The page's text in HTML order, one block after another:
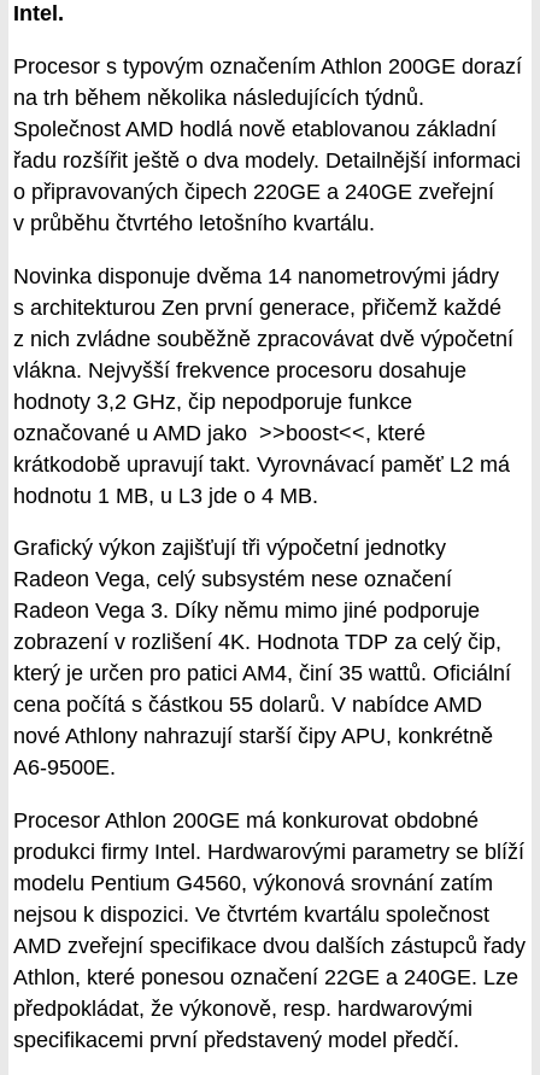
Intel.
Procesor s typovým označením Athlon 200GE dorazí
na trh během několika následujících týdnů.
Společnost AMD hodlá nově etablovanou základní
řadu rozšířit ještě o dva modely. Detailnější informaci
o připravovaných čipech 220GE a 240GE zveřejní
v průběhu čtvrtého letošního kvartálu.
Novinka disponuje dvěma 14 nanometrovými jádry
s architekturou Zen první generace, přičemž každé
z nich zvládne souběžně zpracovávat dvě výpočetní
vlákna. Nejvyšší frekvence procesoru dosahuje
hodnoty 3,2 GHz, čip nepodporuje funkce
označované u AMD jako >>boost<<, které
krátkodobě upravují takt. Vyrovnávací paměť L2 má
hodnotu 1 MB, u L3 jde o 4 MB.
Grafický výkon zajišťují tři výpočetní jednotky
Radeon Vega, celý subsystém nese označení
Radeon Vega 3. Díky němu mimo jiné podporuje
zobrazení v rozlišení 4K. Hodnota TDP za celý čip,
který je určen pro patici AM4, činí 35 wattů. Oficiální
cena počítá s částkou 55 dolarů. V nabídce AMD
nové Athlony nahrazují starší čipy APU, konkrétně
A6-9500E.
Procesor Athlon 200GE má konkurovat obdobné
produkci firmy Intel. Hardwarovými parametry se blíží
modelu Pentium G4560, výkonová srovnání zatím
nejsou k dispozici. Ve čtvrtém kvartálu společnost
AMD zveřejní specifikace dvou dalších zástupců řady
Athlon, které ponesou označení 22GE a 240GE. Lze
předpokládat, že výkonově, resp. hardwarovými
specifikacemi první představený model předčí.